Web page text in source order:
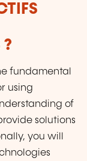
?
fundamental
using
of
solutions
you will